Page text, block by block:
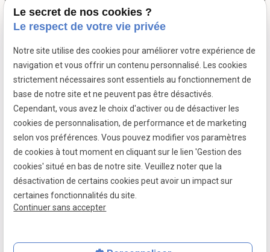
Siret :39799787500026
7 passage fleuri
- 59380 SOCX
Mentions légales
Politique de confidentialité
Gestion des cookies
Le secret de nos cookies ?
Le respect de votre vie privée
Notre site utilise des cookies pour améliorer votre expérience de
navigation et vous offrir un contenu personnalisé. Les cookies
strictement nécessaires sont essentiels au fonctionnement de
base de notre site et ne peuvent pas être désactivés.
Cependant, vous avez le choix d'activer ou de désactiver les
cookies de personnalisation, de performance et de marketing
selon vos préférences. Vous pouvez modifier vos paramètres
de cookies à tout moment en cliquant sur le lien 'Gestion des
cookies' situé en bas de notre site. Veuillez noter que la
désactivation de certains cookies peut avoir un impact sur
certaines fonctionnalités du site.
Continuer sans accepter